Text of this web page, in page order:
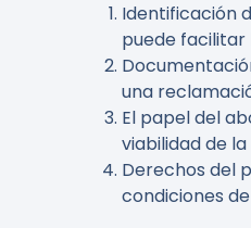
Identificación
puede facilitar
una
El papel del
viabilidad de
Derechos del
condiciones